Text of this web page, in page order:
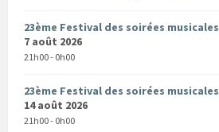
23ème Festival des soirées musicales
7 août 2026
21h00 - 0h00
23ème Festival des soirées musicales
14 août 2026
21h00 - 0h00